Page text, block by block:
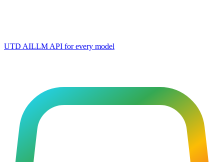
UTD AILLM API for every model